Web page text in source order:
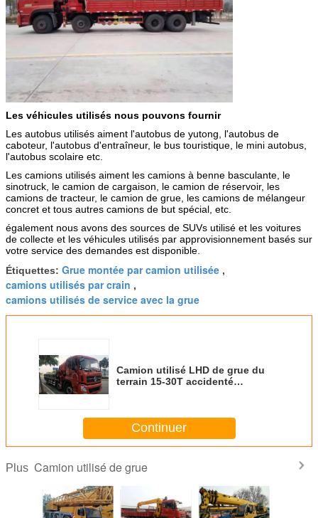
Les véhicules utilisés nous pouvons fournir
Les autobus utilisés aiment l'autobus de yutong, l'autobus de
caboteur, l'autobus d'entraîneur, le bus touristique, le mini autobus,
l'autobus scolaire etc.
Les camions utilisés aiment les camions à benne basculante, le
sinotruck, le camion de cargaison, le camion de réservoir, les
camions de tracteur, le camion de grue, les camions de mélangeur
concret et tous autres camions de but spécial, etc.
également nous avons des sources de SUVs utilisé et les voitures
de collecte et les véhicules utilisés par approvisionnement basés sur
votre service des demandes est disponible.
Étiquettes: Grue montée par camion utilisée ,
camions utilisés par crain ,
camions utilisés de service avec la grue
Camion utilisé LHD de grue du
terrain 15-30T accidenté
Continuer
Plus Camion utilisé de grue